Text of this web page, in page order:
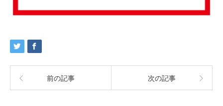
前の記事 次の記事